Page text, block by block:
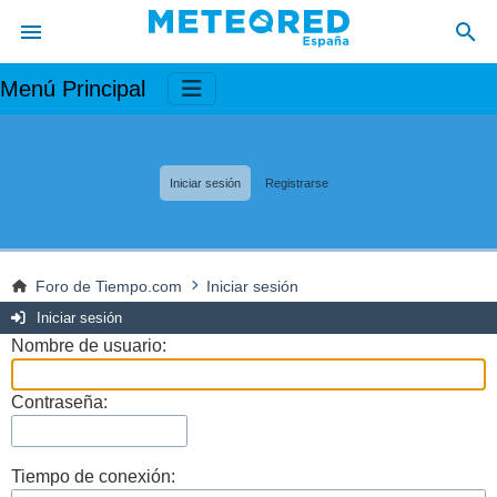
Menú Principal
Iniciar sesión Registrarse
Foro de Tiempo.com Iniciar sesión
Iniciar sesión
Nombre de usuario:
Contraseña:
Tiempo de conexión: